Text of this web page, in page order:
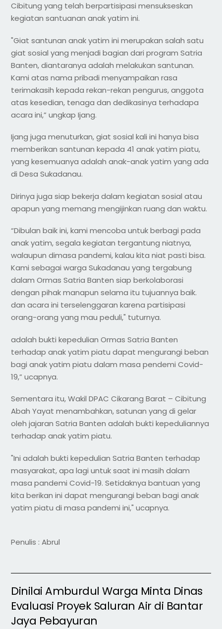
Cibitung yang telah berpartisipasi mensukseskan
kegiatan santuanan anak yatim ini.
"Giat santunan anak yatim ini merupakan salah satu
giat sosial yang menjadi bagian dari program Satria
Banten, diantaranya adalah melakukan santunan.
Kami atas nama pribadi menyampaikan rasa
terimakasih kepada rekan-rekan pengurus, anggota
atas kesedian, tenaga dan dedikasinya terhadapa
acara ini,” ungkap Ijang.
Ijang juga menuturkan, giat sosial kali ini hanya bisa
memberikan santunan kepada 41 anak yatim piatu,
yang kesemuanya adalah anak-anak yatim yang ada
di Desa Sukadanau.
Dirinya juga siap bekerja dalam kegiatan sosial atau
apapun yang memang mengijinkan ruang dan waktu.
“Dibulan baik ini, kami mencoba untuk berbagi pada
anak yatim, segala kegiatan tergantung niatnya,
walaupun dimasa pandemi, kalau kita niat pasti bisa.
Kami sebagai warga Sukadanau yang tergabung
dalam Ormas Satria Banten siap berkolaborasi
dengan pihak manapun selama itu tujuannya baik.
dan acara ini terselenggaran karena partisipasi
orang-orang yang mau peduli," tuturnya.
adalah bukti kepedulian Ormas Satria Banten
terhadap anak yatim piatu dapat mengurangi beban
bagi anak yatim piatu dalam masa pendemi Covid-
19,” ucapnya.
Sementara itu, Wakil DPAC Cikarang Barat – Cibitung
Abah Yayat menambahkan, satunan yang di gelar
oleh jajaran Satria Banten adalah bukti kepeduliannya
terhadap anak yatim piatu.
"Ini adalah bukti kepedulian Satria Banten terhadap
masyarakat, apa lagi untuk saat ini masih dalam
masa pandemi Covid-19. Setidaknya bantuan yang
kita berikan ini dapat mengurangi beban bagi anak
yatim piatu di masa pandemi ini," ucapnya.
Penulis : Abrul
Dinilai Amburdul Warga Minta Dinas
Evaluasi Proyek Saluran Air di Bantar
Jaya Pebayuran